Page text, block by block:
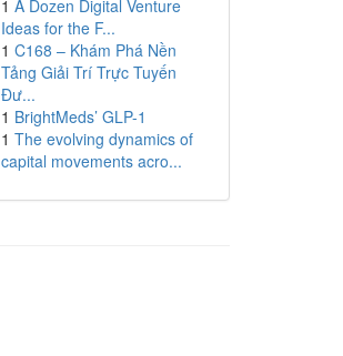
1 A Dozen Digital Venture
Ideas for the F...
1 C168 – Khám Phá Nền
Tảng Giải Trí Trực Tuyến
Đư...
1 BrightMeds’ GLP-1
1 The evolving dynamics of
capital movements acro...